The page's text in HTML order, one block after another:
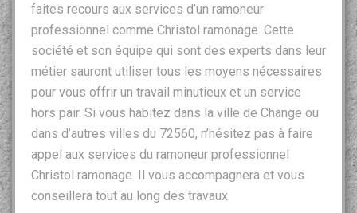
faites recours aux services d’un ramoneur
professionnel comme Christol ramonage. Cette
société et son équipe qui sont des experts dans leur
métier sauront utiliser tous les moyens nécessaires
pour vous offrir un travail minutieux et un service
hors pair. Si vous habitez dans la ville de Change ou
dans d’autres villes du 72560, n’hésitez pas à faire
appel aux services du ramoneur professionnel
Christol ramonage. Il vous accompagnera et vous
conseillera tout au long des travaux.